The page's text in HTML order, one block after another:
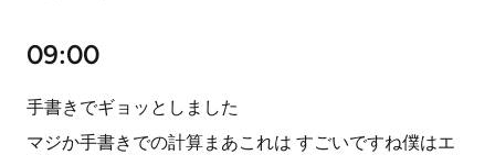
09:00
手書きでギョッとしました
マジか手書きでの計算まあこれは すごいですね僕はエ